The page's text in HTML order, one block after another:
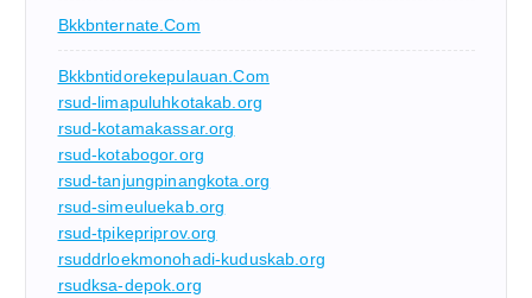
Bkkbnternate.com
Bkkbntidorekepulauan.com
rsud-limapuluhkotakab.org
rsud-kotamakassar.org
rsud-kotabogor.org
rsud-tanjungpinangkota.org
rsud-simeuluekab.org
rsud-tpikepriprov.org
rsuddrloekmonohadi-kuduskab.org
rsudksa-depok.org